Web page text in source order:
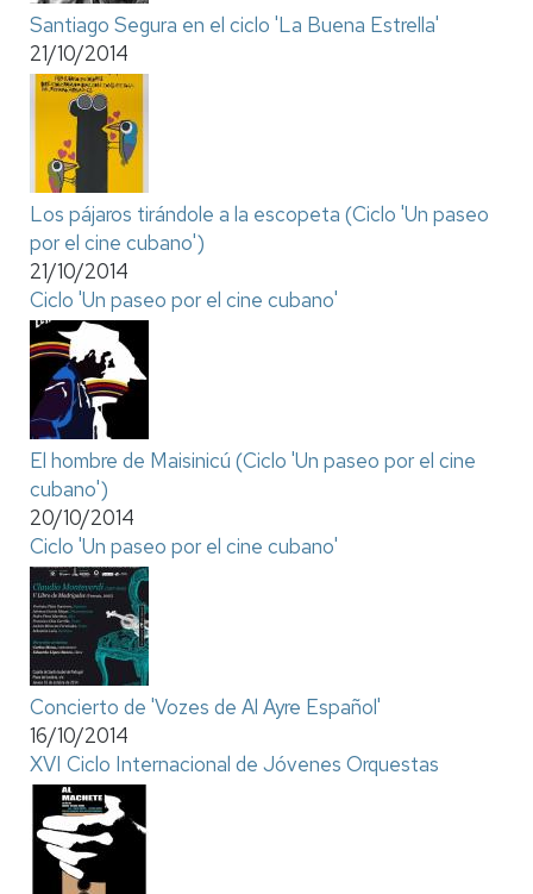
Santiago Segura en el ciclo 'La Buena Estrella'
21/10/2014
Los pájaros tirándole a la escopeta (Ciclo 'Un paseo
por el cine cubano')
21/10/2014
Ciclo 'Un paseo por el cine cubano'
El hombre de Maisinicú (Ciclo 'Un paseo por el cine
cubano')
20/10/2014
Ciclo 'Un paseo por el cine cubano'
Concierto de 'Vozes de Al Ayre Español'
16/10/2014
XVI Ciclo Internacional de Jóvenes Orquestas